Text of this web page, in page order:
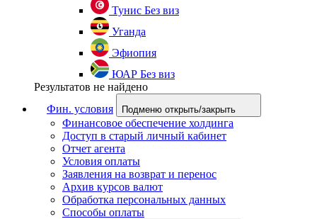
Тунис Без виз
Уганда
Эфиопия
ЮАР Без виз
Результатов не найдено
Фин. условия
Подменю открыть/закрыть
Финансовое обеспечение холдинга
Доступ в старый личный кабинет
Отчет агента
Условия оплаты
Заявления на возврат и перенос
Архив курсов валют
Обработка персональных данных
Способы оплаты